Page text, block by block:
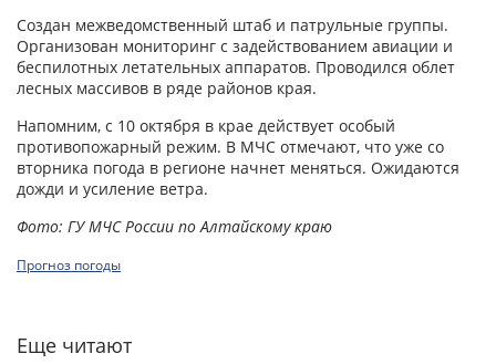
Создан межведомственный штаб и патрульные группы.
Организован мониторинг с задействованием авиации и
беспилотных летательных аппаратов. Проводился облет
лесных массивов в ряде районов края.
Напомним, с 10 октября в крае действует особый
противопожарный режим. В МЧС отмечают, что уже со
вторника погода в регионе начнет меняться. Ожидаются
дожди и усиление ветра.
Фото: ГУ МЧС России по Алтайскому краю
Прогноз погоды
Еще читают